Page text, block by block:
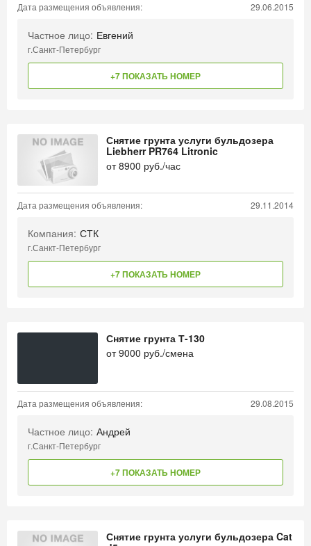
Дата размещения объявления: 29.06.2015
Частное лицо: Евгений
г.Санкт-Петербург
+7 ПОКАЗАТЬ НОМЕР
Снятие грунта услуги бульдозера
Liebherr PR764 Litronic
от8900 руб./час
Дата размещения объявления: 29.11.2014
Компания: СТК
г.Санкт-Петербург
+7 ПОКАЗАТЬ НОМЕР
Снятие грунта Т-130
от9000 руб./смена
Дата размещения объявления: 29.08.2015
Частное лицо: Андрей
г.Санкт-Петербург
+7 ПОКАЗАТЬ НОМЕР
Снятие грунта услуги бульдозера Cat